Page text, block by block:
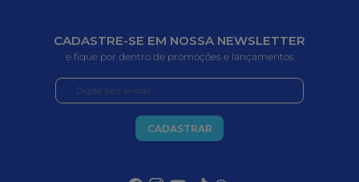
CADASTRE-SE EM NOSSA NEWSLETTER
e fique por dentro de promoções e lançamentos
CADASTRAR